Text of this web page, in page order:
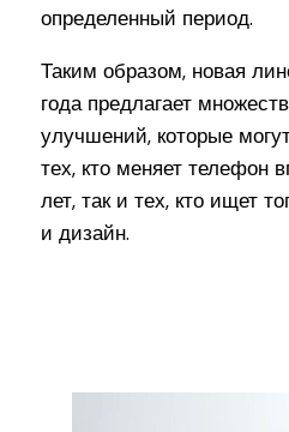
определенный период.
Таким образом, новая
года предлагает
улучшений, которые
тех, кто меняет телефон
лет, так и тех, кто ищет
и дизайн.